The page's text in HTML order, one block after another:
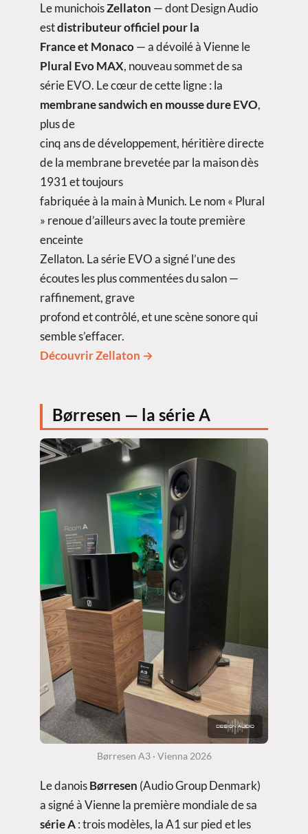
Le munichoisZellaton — dont Design Audio
estdistributeur officiel pour la
France et Monaco— a dévoilé à Vienne le
Plural Evo MAX, nouveau sommet de sa
série EVO. Le cœur de cette ligne : la
membrane sandwich en mousse dure EVO,
plus de
cinq ans de développement, héritière directe
de la membrane brevetée par la maison dès
1931 et toujours
fabriquée à la main à Munich. Le nom « Plural
» renoue d’ailleurs avec la toute première
enceinte
Zellaton. La série EVO a signé l’une des
écoutes les plus commentées du salon —
raffinement, grave
profond et contrôlé, et une scène sonore qui
semble s’effacer.
Découvrir Zellaton →
Børresen — la série A
Børresen A3 · Vienna 2026
Le danoisBørresen (Audio Group Denmark)
a signé à Vienne la première mondiale de sa
série A: trois modèles, la A1 sur pied et les